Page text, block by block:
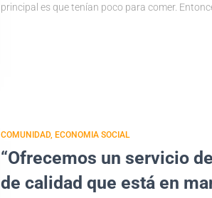
principal es que tenían poco para comer.
COMUNIDAD ECONOMIA SOCIAL
“Ofrecemos un servicio
de calidad que está en